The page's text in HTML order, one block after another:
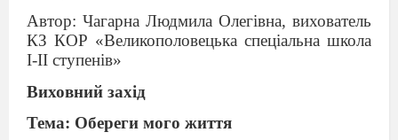
Автор: Чагарна Людмила Олегівна, вихователь
КЗ КОР «Великополовецька спеціальна школа
I-II ступенів»
Виховний захід
Тема: Обереги мого життя